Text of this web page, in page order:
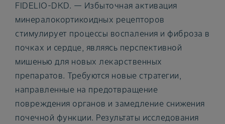
FIDELIO-DKD. — Избыточная активация
минералокортикоидных рецепторов
стимулирует процессы воспаления и фиброза в
почках и сердце, являясь перспективной
мишенью для новых лекарственных
препаратов. Требуются новые стратегии,
направленные на предотвращение
повреждения органов и замедление снижения
почечной функции. Результаты исследования